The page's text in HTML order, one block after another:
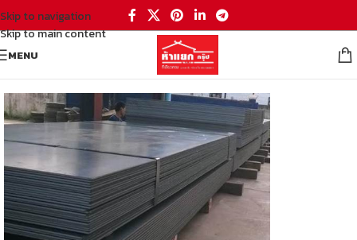
Skip to navigation
Skip to main content
MENU